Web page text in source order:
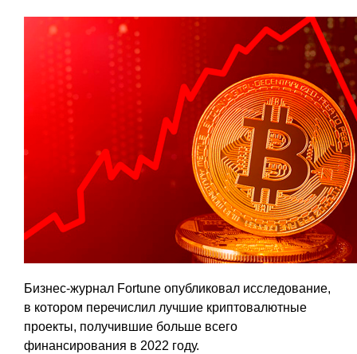
Бизнес-журнал Fortune опубликовал исследование,
в котором перечислил лучшие криптовалютные
проекты, получившие больше всего
финансирования в 2022 году.